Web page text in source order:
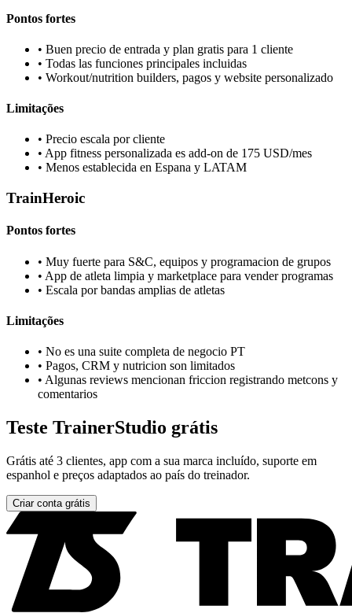
Pontos fortes
• Buen precio de entrada y plan gratis para 1 cliente
• Todas las funciones principales incluidas
• Workout/nutrition builders, pagos y website personalizado
Limitações
• Precio escala por cliente
• App fitness personalizada es add-on de 175 USD/mes
• Menos establecida en Espana y LATAM
TrainHeroic
Pontos fortes
• Muy fuerte para S&C, equipos y programacion de grupos
• App de atleta limpia y marketplace para vender programas
• Escala por bandas amplias de atletas
Limitações
• No es una suite completa de negocio PT
• Pagos, CRM y nutricion son limitados
• Algunas reviews mencionan friccion registrando metcons y
comentarios
Teste TrainerStudio grátis
Grátis até 3 clientes, app com a sua marca incluído, suporte em
espanhol e preços adaptados ao país do treinador.
Criar conta grátis